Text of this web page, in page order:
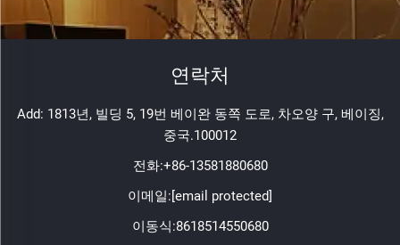
연락처
Add: 1813년, 빌딩 5, 19번 베이완 동쪽 도로, 차오양 구, 베이징,
중국.100012
전화:+86-13581880680
이메일: [email protected]
이동식:8618514550680